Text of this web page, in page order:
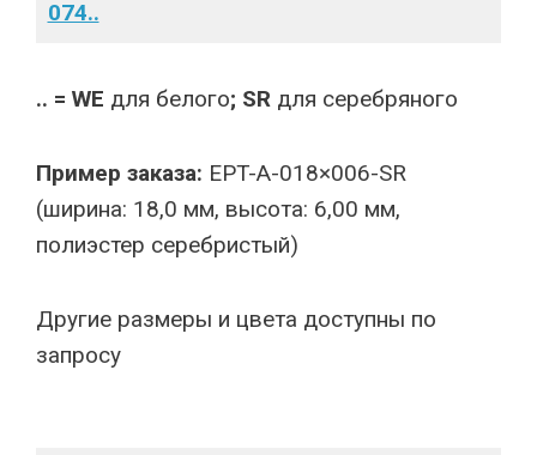
074..
.. = WE для белого; SR для серебряного
Пример заказа: EPT-A-018×006-SR
(ширина: 18,0 мм, высота: 6,00 мм,
полиэстер серебристый)
Другие размеры и цвета доступны по
запросу